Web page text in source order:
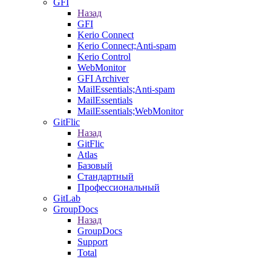
GFI
Назад
GFI
Kerio Connect
Kerio Connect;Anti-spam
Kerio Control
WebMonitor
GFI Archiver
MailEssentials;Anti-spam
MailEssentials
MailEssentials;WebMonitor
GitFlic
Назад
GitFlic
Atlas
Базовый
Стандартный
Профессиональный
GitLab
GroupDocs
Назад
GroupDocs
Support
Total